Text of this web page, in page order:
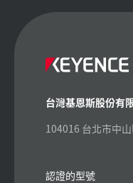
台灣基恩斯股份有
104016 台北市中
認證的型號